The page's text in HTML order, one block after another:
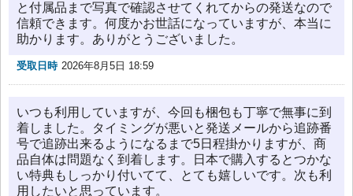
と付属品まで写真で確認させてくれてからの発送なので
信頼できます。何度かお世話になっていますが、本当に
助かります。ありがとうございました。
受取日時 2026年8月5日 18:59
いつも利用していますが、今回も梱包も丁寧で無事に到
着しました。タイミングが悪いと発送メールから追跡番
号で追跡出来るようになるまで5日程掛かりますが、商
品自体は問題なく到着します。日本で購入するとつかな
い特典もしっかり付いてて、とても嬉しいです。次も利
用したいと思っています。